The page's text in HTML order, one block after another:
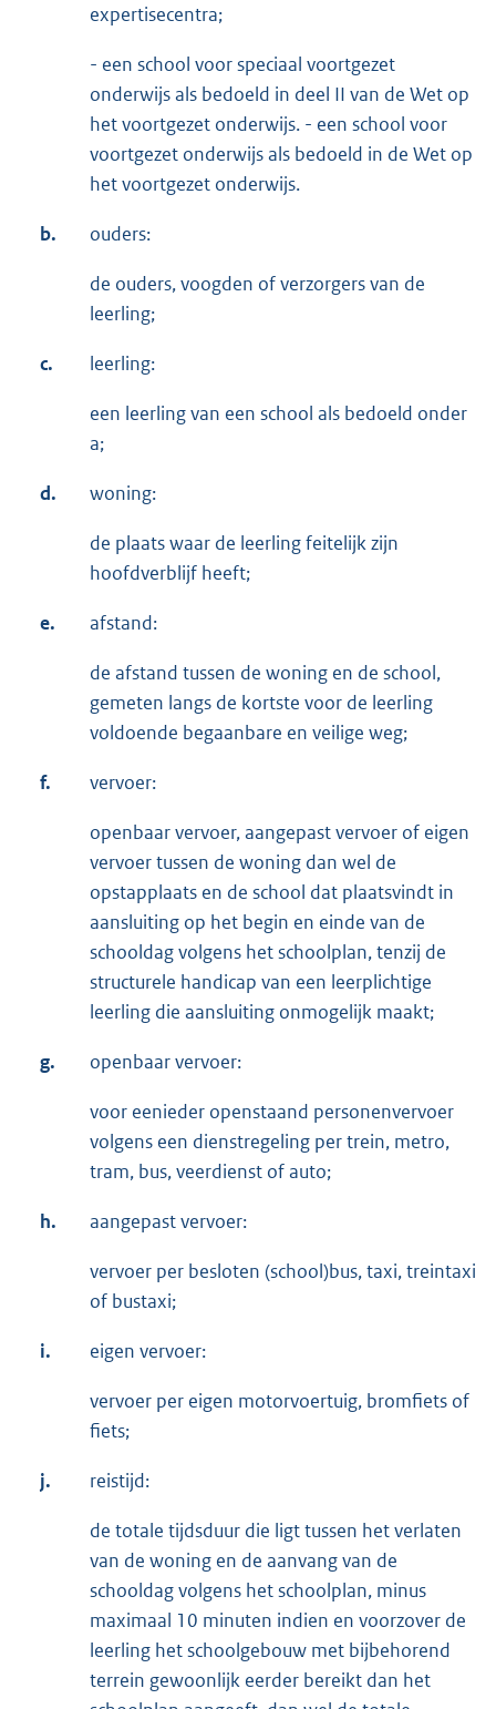
expertisecentra;
- een school voor speciaal voortgezet
onderwijs als bedoeld in deel II van de Wet op
het voortgezet onderwijs. - een school voor
voortgezet onderwijs als bedoeld in de Wet op
het voortgezet onderwijs.
b. ouders:
de ouders, voogden of verzorgers van de
leerling;
c. leerling:
een leerling van een school als bedoeld onder
a;
d. woning:
de plaats waar de leerling feitelijk zijn
hoofdverblijf heeft;
e. afstand:
de afstand tussen de woning en de school,
gemeten langs de kortste voor de leerling
voldoende begaanbare en veilige weg;
f. vervoer:
openbaar vervoer, aangepast vervoer of eigen
vervoer tussen de woning dan wel de
opstapplaats en de school dat plaatsvindt in
aansluiting op het begin en einde van de
schooldag volgens het schoolplan, tenzij de
structurele handicap van een leerplichtige
leerling die aansluiting onmogelijk maakt;
g. openbaar vervoer:
voor eenieder openstaand personenvervoer
volgens een dienstregeling per trein, metro,
tram, bus, veerdienst of auto;
h. aangepast vervoer:
vervoer per besloten (school)bus, taxi, treintaxi
of bustaxi;
i. eigen vervoer:
vervoer per eigen motorvoertuig, bromfiets of
fiets;
j. reistijd:
de totale tijdsduur die ligt tussen het verlaten
van de woning en de aanvang van de
schooldag volgens het schoolplan, minus
maximaal 10 minuten indien en voorzover de
leerling het schoolgebouw met bijbehorend
terrein gewoonlijk eerder bereikt dan het